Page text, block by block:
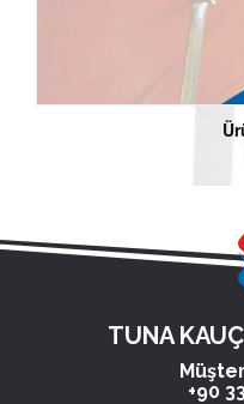
TUNA
+90